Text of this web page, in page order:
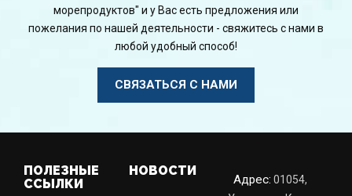
морепродуктов" и у Вас есть предложения или
пожелания по нашей деятельности - свяжитесь с нами в
любой удобный способ!
СВЯЗАТЬСЯ С НАМИ
ПОЛЕЗНЫЕ
ССЫЛКИ
НОВОСТИ
Адрес: 01054,